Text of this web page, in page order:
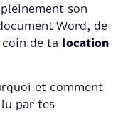
son
Word, de
de ta location
et comment
par tes